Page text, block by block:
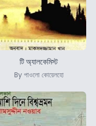
টি অ্যালকেমিস্ট
By পাওলো কোয়েলহো